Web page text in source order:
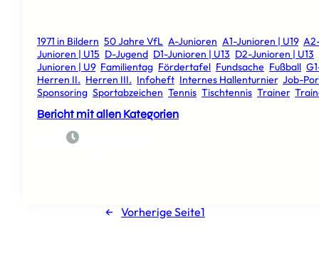
1971 in Bildern 50 Jahre VfL A-Junioren A1-Junioren | U19,
Junioren | U15 D-Jugend D1-Junioren | U13 D2-Junioren | U13
Junioren | U9, Familientag Fördertafel Fundsache Fußball
Herren II. Herren III. Infoheft Internes Hallenturnier, Job-
Sponsoring Sportabzeichen Tennis Tischtennis Trainer,
Bericht mit allen Kategorien
← Vorherige Seite1